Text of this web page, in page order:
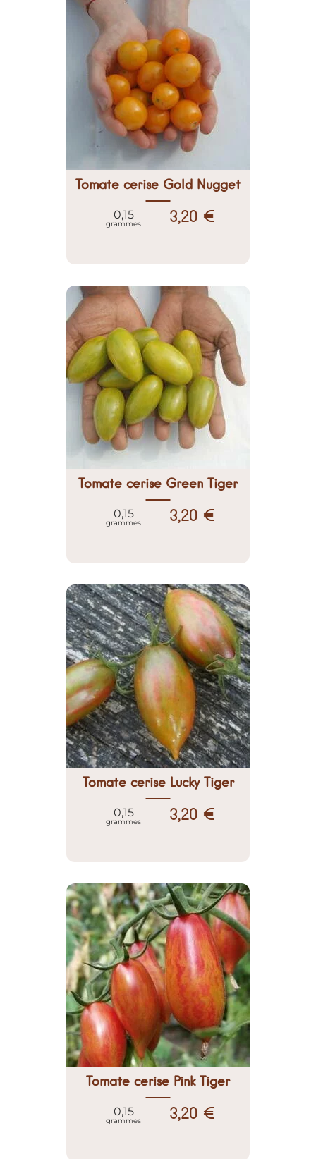
Tomate cerise Gold Nugget
0,15
grammes 3,20 €
Tomate cerise Green Tiger
0,15
grammes 3,20 €
Tomate cerise Lucky Tiger
0,15
grammes 3,20 €
Tomate cerise Pink Tiger
0,15
grammes 3,20 €